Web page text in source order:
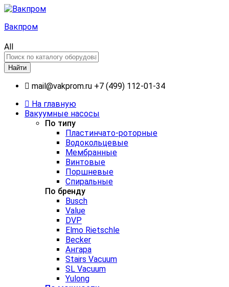
Вакпром
All
Найти
mail@vakprom.ru +7 (499) 112-01-34
На главную
Вакуумные насосы
По типу
Пластинчато-роторные
Водокольцевые
Мембранные
Винтовые
Поршневые
Спиральные
По бренду
Busch
Value
DVP
Elmo Rietschle
Becker
Ангара
Stairs Vacuum
SL Vacuum
Yulong